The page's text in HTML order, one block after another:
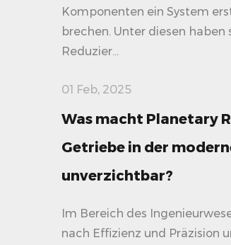
Komponenten ein System
brechen. Unter diesen
Reduzier...
01 Feb, 2025
Was macht Planetary
Getriebe in der
unverzichtbar?
Im Bereich des
nach Effizienz und Präzision